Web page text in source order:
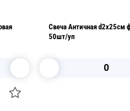
Свеча Античная d2х25см фиолетовая
50шт/уп